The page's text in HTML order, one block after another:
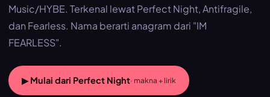
Music/HYBE. Terkenal lewat Perfect Night, Antifragile,
dan Fearless. Nama berarti anagram dari "IM
FEARLESS".
▶ Mulai dari Perfect Night· makna + lirik